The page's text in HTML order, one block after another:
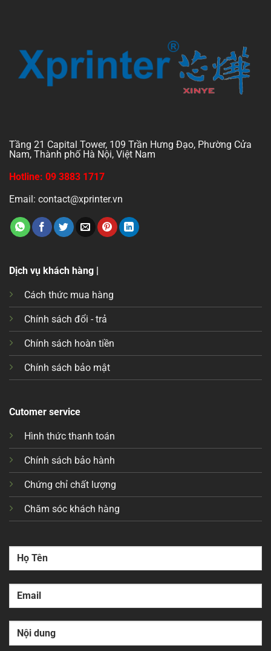
Tầng 21 Capital Tower, 109 Trần Hưng Đạo, Phường Cửa
Nam, Thành phố Hà Nội, Việt Nam
Hotline: 09 3883 1717
Email: contact@xprinter.vn
Dịch vụ khách hàng |
Cách thức mua hàng
Chính sách đổi - trả
Chính sách hoàn tiền
Chính sách bảo mật
Cutomer service
Hình thức thanh toán
Chính sách bảo hành
Chứng chỉ chất lượng
Chăm sóc khách hàng